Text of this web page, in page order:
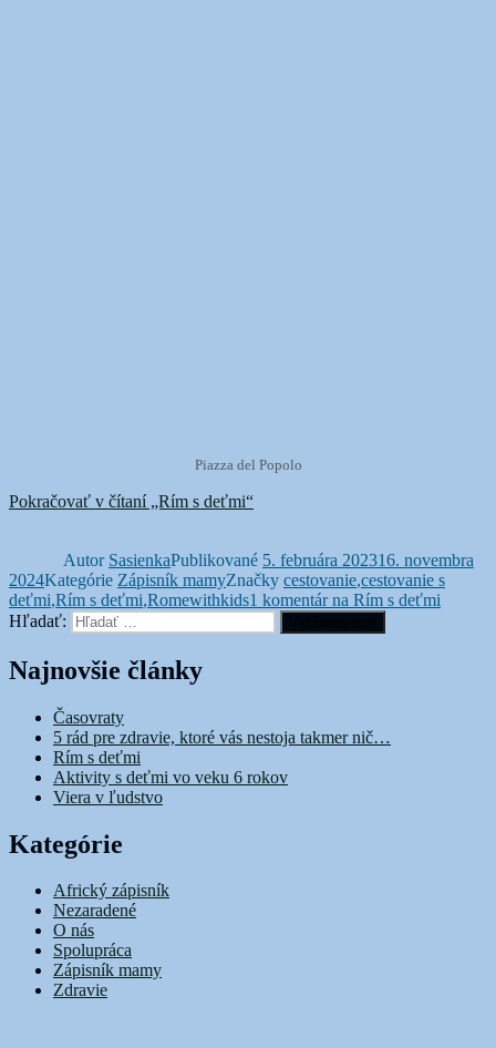
Piazza del Popolo
Pokračovať v čítaní„Rím s deťmi“
Autor SasienkaPublikované 5. februára 202316. novembra
2024Kategórie Zápisník mamyZnačky cestovanie,cestovanie s
deťmi,Rím s deťmi,Romewithkids1 komentárna Rím s deťmi
Hľadať:
Najnovšie články
Časovraty
5 rád pre zdravie, ktoré vás nestoja takmer nič…
Rím s deťmi
Aktivity s deťmi vo veku 6 rokov
Viera v ľudstvo
Kategórie
Africký zápisník
Nezaradené
O nás
Spolupráca
Zápisník mamy
Zdravie